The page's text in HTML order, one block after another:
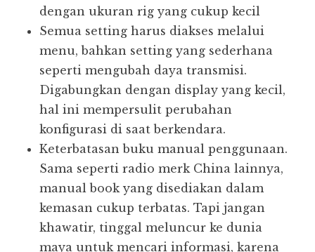
dengan ukuran rig yang cukup kecil
Semua setting harus diakses melalui
menu, bahkan setting yang sederhana
seperti mengubah daya transmisi.
Digabungkan dengan display yang kecil,
hal ini mempersulit perubahan
konfigurasi di saat berkendara.
Keterbatasan buku manual penggunaan.
Sama seperti radio merk China lainnya,
manual book yang disediakan dalam
kemasan cukup terbatas. Tapi jangan
khawatir, tinggal meluncur ke dunia
maya untuk mencari informasi, karena